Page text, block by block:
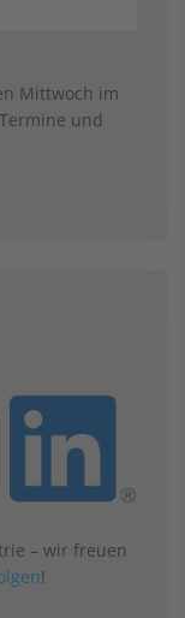
Mittwoch im
und
– wir freuen
!